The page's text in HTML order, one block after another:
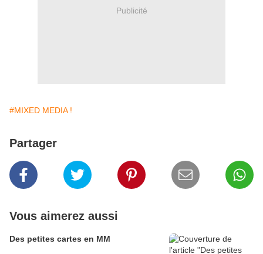
Publicité
#MIXED MEDIA !
Partager
Vous aimerez aussi
Des petites cartes en MM